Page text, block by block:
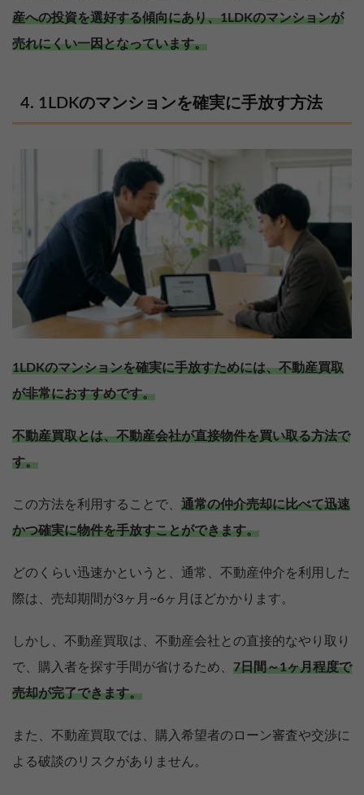
産への投資を選好する傾向にあり、1LDKのマンションが
売れにくい一因となっています。
1LDKのマンションを確実に手放す方法
1LDKのマンションを確実に手放すためには、不動産買取
が非常におすすめです。
不動産買取とは、不動産会社が直接物件を買い取る方法で
す。
この方法を利用することで、 通常の仲介売却に比べて迅速
かつ確実に物件を手放すことができます。
どのくらい迅速かというと、通常、不動産仲介を利用した
際は、売却期間が3ヶ月~6ヶ月ほどかかります。
しかし、不動産買取は、不動産会社との直接的なやり取り
で、購入者を探す手間が省けるため、 7日間～1ヶ月程度で
売却が完了できます。
また、不動産買取では、購入希望者のローン審査や交渉に
よる破談のリスクがありません。